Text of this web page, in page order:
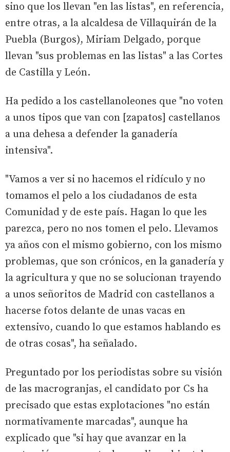
sino que los llevan "en las listas", en referencia,
entre otras, a la alcaldesa de Villaquirán de la
Puebla (Burgos), Miriam Delgado, porque
llevan "sus problemas en las listas" a las Cortes
de Castilla y León.
Ha pedido a los castellanoleones que "no voten
a unos tipos que van con [zapatos] castellanos
a una dehesa a defender la ganadería
intensiva".
"Vamos a ver si no hacemos el ridículo y no
tomamos el pelo a los ciudadanos de esta
Comunidad y de este país. Hagan lo que les
parezca, pero no nos tomen el pelo. Llevamos
ya años con el mismo gobierno, con los mismo
problemas, que son crónicos, en la ganadería y
la agricultura y que no se solucionan trayendo
a unos señoritos de Madrid con castellanos a
hacerse fotos delante de unas vacas en
extensivo, cuando lo que estamos hablando es
de otras cosas", ha señalado.
Preguntado por los periodistas sobre su visión
de las macrogranjas, el candidato por Cs ha
precisado que estas explotaciones "no están
normativamente marcadas", aunque ha
explicado que "si hay que avanzar en la